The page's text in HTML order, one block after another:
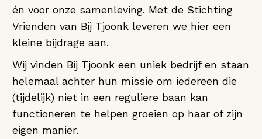
én voor onze samenleving. Met de Stichting
Vrienden van Bij Tjoonk leveren we hier een
kleine bijdrage aan.
Wij vinden Bij Tjoonk een uniek bedrijf en staan
helemaal achter hun missie om iedereen die
(tijdelijk) niet in een reguliere baan kan
functioneren te helpen groeien op haar of zijn
eigen manier.